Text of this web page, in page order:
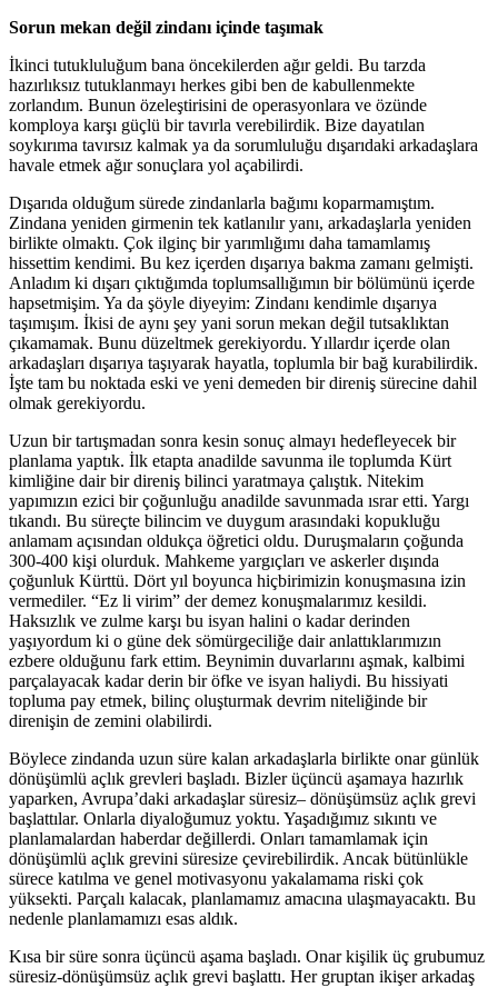
Sorun mekan değil zindanı içinde taşımak
İkinci tutukluluğum bana öncekilerden ağır geldi. Bu tarzda
hazırlıksız tutuklanmayı herkes gibi ben de kabullenmekte
zorlandım. Bunun özeleştirisini de operasyonlara ve özünde
komploya karşı güçlü bir tavırla verebilirdik. Bize dayatılan
soykırıma tavırsız kalmak ya da sorumluluğu dışarıdaki arkadaşlara
havale etmek ağır sonuçlara yol açabilirdi.
Dışarıda olduğum sürede zindanlarla bağımı koparmamıştım.
Zindana yeniden girmenin tek katlanılır yanı, arkadaşlarla yeniden
birlikte olmaktı. Çok ilginç bir yarımlığımı daha tamamlamış
hissettim kendimi. Bu kez içerden dışarıya bakma zamanı gelmişti.
Anladım ki dışarı çıktığımda toplumsallığımın bir bölümünü içerde
hapsetmişim. Ya da şöyle diyeyim: Zindanı kendimle dışarıya
taşımışım. İkisi de aynı şey yani sorun mekan değil tutsaklıktan
çıkamamak. Bunu düzeltmek gerekiyordu. Yıllardır içerde olan
arkadaşları dışarıya taşıyarak hayatla, toplumla bir bağ kurabilirdik.
İşte tam bu noktada eski ve yeni demeden bir direniş sürecine dahil
olmak gerekiyordu.
Uzun bir tartışmadan sonra kesin sonuç almayı hedefleyecek bir
planlama yaptık. İlk etapta anadilde savunma ile toplumda Kürt
kimliğine dair bir direniş bilinci yaratmaya çalıştık. Nitekim
yapımızın ezici bir çoğunluğu anadilde savunmada ısrar etti. Yargı
tıkandı. Bu süreçte bilincim ve duygum arasındaki kopukluğu
anlamam açısından oldukça öğretici oldu. Duruşmaların çoğunda
300-400 kişi olurduk. Mahkeme yargıçları ve askerler dışında
çoğunluk Kürttü. Dört yıl boyunca hiçbirimizin konuşmasına izin
vermediler. “Ez li virim” der demez konuşmalarımız kesildi.
Haksızlık ve zulme karşı bu isyan halini o kadar derinden
yaşıyordum ki o güne dek sömürgeciliğe dair anlattıklarımızın
ezbere olduğunu fark ettim. Beynimin duvarlarını aşmak, kalbimi
parçalayacak kadar derin bir öfke ve isyan haliydi. Bu hissiyati
topluma pay etmek, bilinç oluşturmak devrim niteliğinde bir
direnişin de zemini olabilirdi.
Böylece zindanda uzun süre kalan arkadaşlarla birlikte onar günlük
dönüşümlü açlık grevleri başladı. Bizler üçüncü aşamaya hazırlık
yaparken, Avrupa’daki arkadaşlar süresiz– dönüşümsüz açlık grevi
başlattılar. Onlarla diyaloğumuz yoktu. Yaşadığımız sıkıntı ve
planlamalardan haberdar değillerdi. Onları tamamlamak için
dönüşümlü açlık grevini süresize çevirebilirdik. Ancak bütünlükle
sürece katılma ve genel motivasyonu yakalamama riski çok
yüksekti. Parçalı kalacak, planlamamız amacına ulaşmayacaktı. Bu
nedenle planlamamızı esas aldık.
Kısa bir süre sonra üçüncü aşama başladı. Onar kişilik üç grubumuz
süresiz-dönüşümsüz açlık grevi başlattı. Her gruptan ikişer arkadaş